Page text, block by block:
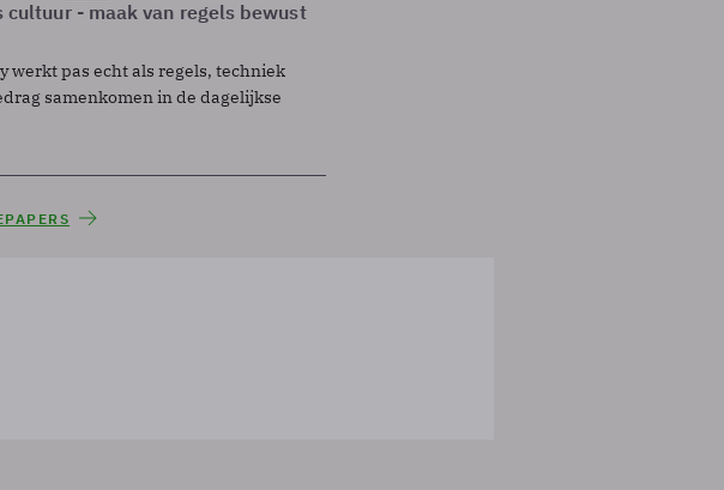
cultuur - maak van regels bewust
werkt pas echt als regels, techniek
samenkomen in de dagelijkse